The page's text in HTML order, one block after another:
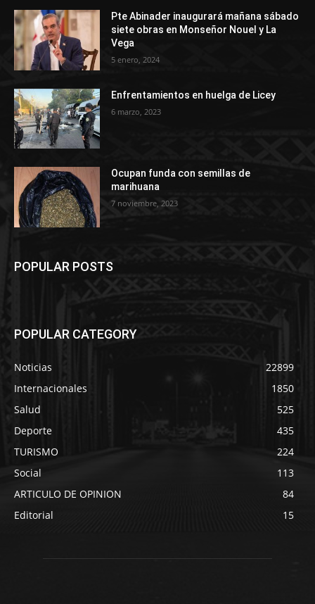
Pte Abinader inaugurará mañana sábado
siete obras en Monseñor Nouel y La
Vega
5 enero, 2024
Enfrentamientos en huelga de Licey
6 marzo, 2023
Ocupan funda con semillas de
marihuana
7 noviembre, 2023
POPULAR POSTS
POPULAR CATEGORY
Noticias
22899
Internacionales
1850
Salud
525
Deporte
435
TURISMO
224
Social
113
ARTICULO DE OPINION
84
Editorial
15